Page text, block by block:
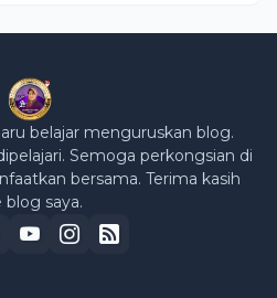
belajar menguruskan blog.
Semoga perkongsian di
bersama. Terima kasih
saya.